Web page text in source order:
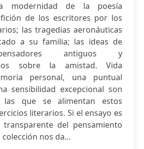
modernidad de la poesía
de los escritores por los
las tragedias aeronáuticas
a su familia; las ideas de
antiguos y
sobre la amistad. Vida
personal, una puntual
sensibilidad excepcional son
que se alimentan estos
literarios. Si el ensayo es
del pensamiento
nos da...